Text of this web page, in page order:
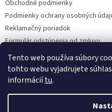
Tento web používa súbory
tohto webu vyjadrujete
informáciítu.
Obchodné podmienky
Podmienky ochrany osobných
Reklamačný poriadok
Formulár odstúpenia od zmluvy
Reklamačný formulár